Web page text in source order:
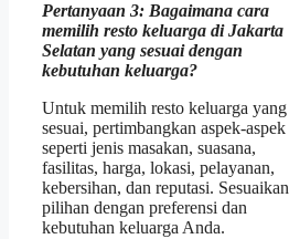
Pertanyaan 3: Bagaimana cara
memilih resto keluarga di Jakarta
Selatan yang sesuai dengan
kebutuhan keluarga?
Untuk memilih resto keluarga yang
sesuai, pertimbangkan aspek-aspek
seperti jenis masakan, suasana,
fasilitas, harga, lokasi, pelayanan,
kebersihan, dan reputasi. Sesuaikan
pilihan dengan preferensi dan
kebutuhan keluarga Anda.